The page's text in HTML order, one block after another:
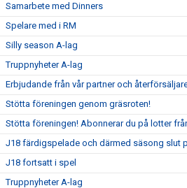
Samarbete med Dinners
Spelare med i RM
Silly season A-lag
Truppnyheter A-lag
Erbjudande från vår partner och
Stötta föreningen genom gräsroten!
Stötta föreningen! Abonnerar du på lotter
J18 färdigspelade och därmed säsong slut
J18 fortsatt i spel
Truppnyheter A-lag